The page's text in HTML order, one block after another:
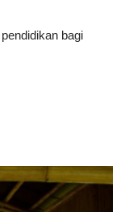
bagi